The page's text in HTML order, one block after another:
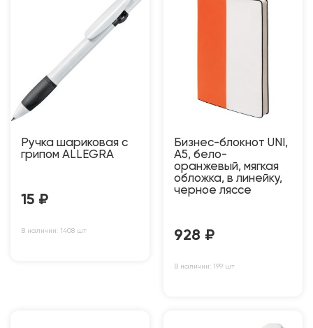
Ручка шариковая с
грипом ALLEGRA
15 ₽
В наличии: 1408 шт
Бизнес-блокнот UNI,
A5, бело-
оранжевый, мягкая
обложка, в линейку,
черное ляссе
928 ₽
В наличии: 199 шт